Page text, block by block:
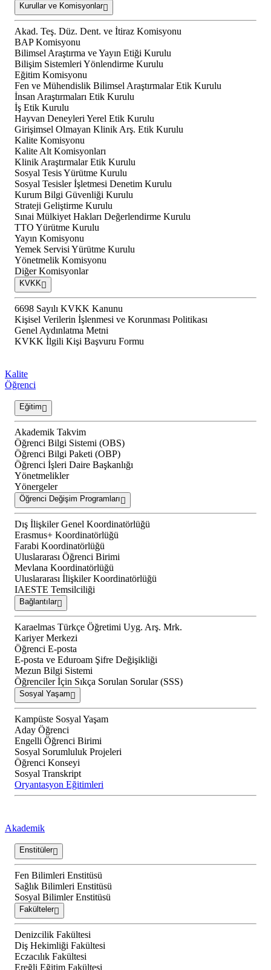
Kurullar ve Komisyonlar
Akad. Teş. Düz. Dent. ve İtiraz Komisyonu
BAP Komisyonu
Bilimsel Araştırma ve Yayın Etiği Kurulu
Bilişim Sistemleri Yönlendirme Kurulu
Eğitim Komisyonu
Fen ve Mühendislik Bilimsel Araştırmalar Etik Kurulu
İnsan Araştırmaları Etik Kurulu
İş Etik Kurulu
Hayvan Deneyleri Yerel Etik Kurulu
Girişimsel Olmayan Klinik Arş. Etik Kurulu
Kalite Komisyonu
Kalite Alt Komisyonları
Klinik Araştırmalar Etik Kurulu
Sosyal Tesis Yürütme Kurulu
Sosyal Tesisler İşletmesi Denetim Kurulu
Kurum Bilgi Güvenliği Kurulu
Strateji Geliştirme Kurulu
Sınai Mülkiyet Hakları Değerlendirme Kurulu
TTO Yürütme Kurulu
Yayın Komisyonu
Yemek Servisi Yürütme Kurulu
Yönetmelik Komisyonu
Diğer Komisyonlar
KVKK
6698 Sayılı KVKK Kanunu
Kişisel Verilerin İşlenmesi ve Korunması Politikası
Genel Aydınlatma Metni
KVKK İlgili Kişi Başvuru Formu
Kalite
Öğrenci
Eğitim
Akademik Takvim
Öğrenci Bilgi Sistemi (OBS)
Öğrenci Bilgi Paketi (OBP)
Öğrenci İşleri Daire Başkanlığı
Yönetmelikler
Yönergeler
Öğrenci Değişim Programları
Dış İlişkiler Genel Koordinatörlüğü
Erasmus+ Koordinatörlüğü
Farabi Koordinatörlüğü
Uluslararası Öğrenci Birimi
Mevlana Koordinatörlüğü
Uluslararası İlişkiler Koordinatörlüğü
IAESTE Temsilciliği
Bağlantılar
Karaelmas Türkçe Öğretimi Uyg. Arş. Mrk.
Kariyer Merkezi
Öğrenci E-posta
E-posta ve Eduroam Şifre Değişikliği
Mezun Bilgi Sistemi
Öğrenciler İçin Sıkça Sorulan Sorular (SSS)
Sosyal Yaşam
Kampüste Sosyal Yaşam
Aday Öğrenci
Engelli Öğrenci Birimi
Sosyal Sorumluluk Projeleri
Öğrenci Konseyi
Sosyal Transkript
Oryantasyon Eğitimleri
Akademik
Enstitüler
Fen Bilimleri Enstitüsü
Sağlık Bilimleri Enstitüsü
Sosyal Bilimler Enstitüsü
Fakülteler
Denizcilik Fakültesi
Diş Hekimliği Fakültesi
Eczacılık Fakültesi
Ereğli Eğitim Fakültesi